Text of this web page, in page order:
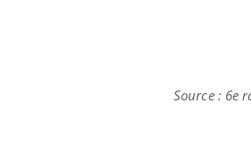
Source : 6e